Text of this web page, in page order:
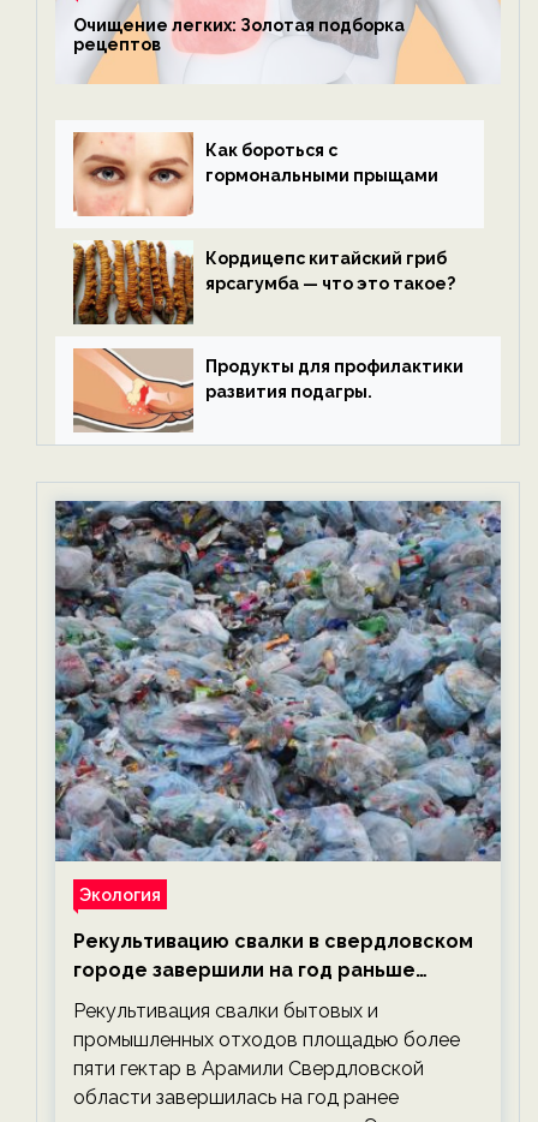
Очищение легких: Золотая подборка
рецептов
Как бороться с
гормональными прыщами
Кордицепс китайский гриб
ярсагумба — что это такое?
Продукты для профилактики
развития подагры.
Экология
Рекультивацию свалки в свердловском
городе завершили на год раньше
планируемого срока — новости
экологии на ECOportal
Рекультивация свалки бытовых и
промышленных отходов площадью более
пяти гектар в Арамили Свердловской
области завершилась на год ранее